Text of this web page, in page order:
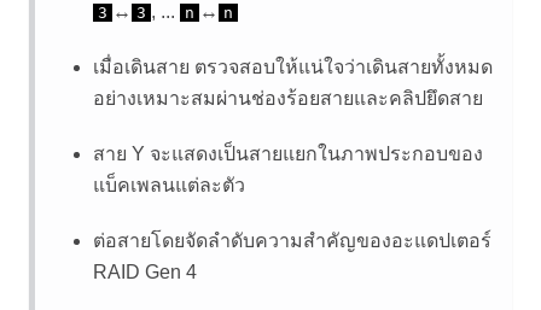
3 ↔ 3 , ... n ↔ n
เมื่อเดินสาย ตรวจสอบให้แน่ใจว่าเดินสายทั้งหมด
อย่างเหมาะสมผ่านช่องร้อยสายและคลิปยึดสาย
สาย Y จะแสดงเป็นสายแยกในภาพประกอบของ
แบ็คเพลนแต่ละตัว
ต่อสายโดยจัดลำดับความสำคัญของอะแดปเตอร์
RAID Gen 4